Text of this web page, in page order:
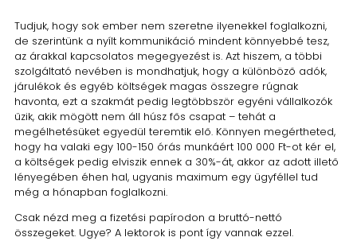
Tudjuk, hogy sok ember nem szeretne ilyenekkel foglalkozni,
de szerintünk a nyílt kommunikáció mindent könnyebbé tesz,
az árakkal kapcsolatos megegyezést is. Azt hiszem, a többi
szolgáltató nevében is mondhatjuk, hogy a különböző adók,
járulékok és egyéb költségek magas összegre rúgnak
havonta, ezt a szakmát pedig legtöbbször egyéni vállalkozók
űzik, akik mögött nem áll húsz fős csapat – tehát a
megélhetésüket egyedül teremtik elő. Könnyen megértheted,
hogy ha valaki egy 100-150 órás munkáért 100 000 Ft-ot kér el,
a költségek pedig elviszik ennek a 30%-át, akkor az adott illető
lényegében éhen hal, ugyanis maximum egy ügyféllel tud
még a hónapban foglalkozni.
Csak nézd meg a fizetési papírodon a bruttó-nettó
összegeket. Ugye? A lektorok is pont így vannak ezzel.